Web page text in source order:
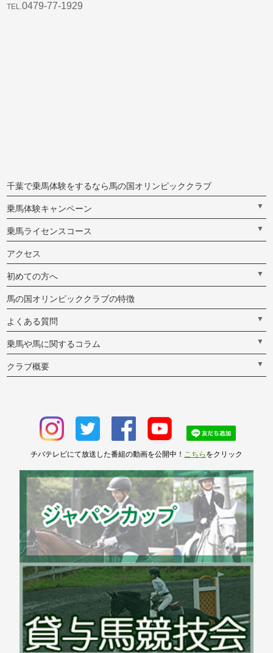
TEL.0479-77-1929
千葉で乗馬体験をするなら馬の国オリンピッククラブ
乗馬体験キャンペーン ▼
乗馬ライセンスコース ▼
アクセス
初めての方へ ▼
馬の国オリンピッククラブの特徴
よくある質問 ▼
乗馬や馬に関するコラム ▼
クラブ概要 ▼
チバテレビにて放送した番組の動画を公開中！ こちら をクリック